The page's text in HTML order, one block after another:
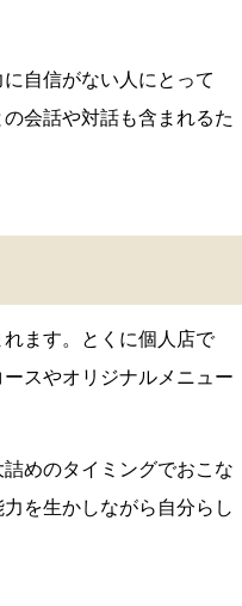
自信がない人にとって
会話や対話も含まれるた
ます。とくに個人店で
スやオリジナルメニュー
めのタイミングでおこな
を生かしながら自分らし